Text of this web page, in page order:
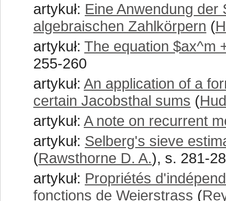
artykuł: Eine Anwendung der
algebraischen Zahlkörpern (
artykuł: The equation $ax^m
255-260
artykuł: An application of a
certain Jacobsthal sums (
artykuł: A note on recurrent
artykuł: Selberg's sieve
(Rawsthorne D. A.), s. 281-
artykuł: Propriétés
fonctions de Weierstrass (